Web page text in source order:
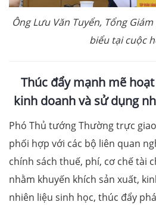
Ông Lưu Văn Tuyển, Tổng
biểu tại cuộc
Thúc đẩy mạnh mẽ
kinh doanh và sử dụng
Phó Thủ tướng Thường trực
phối hợp với các bộ liên quan
chính sách thuế, phí, cơ chế tài
nhằm khuyến khích sản xuất,
nhiên liệu sinh học, thúc đẩy